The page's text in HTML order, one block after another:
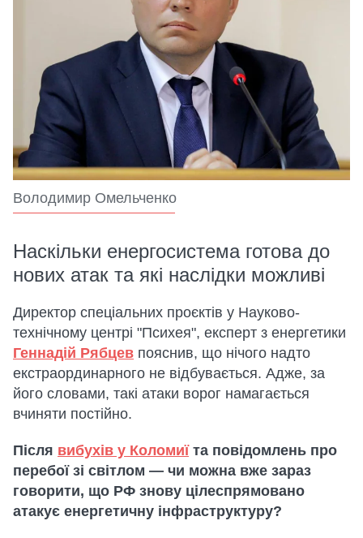
Володимир Омельченко
Наскільки енергосистема готова до
нових атак та які наслідки можливі
Директор спеціальних проєктів у Науково-
технічному центрі "Психея", експерт з енергетики
Геннадій Рябцев пояснив, що нічого надто
екстраординарного не відбувається. Адже, за
його словами, такі атаки ворог намагається
вчиняти постійно.
Після вибухів у Коломиїта повідомлень про
перебої зі світлом — чи можна вже зараз
говорити, що РФ знову цілеспрямовано
атакує енергетичну інфраструктуру?